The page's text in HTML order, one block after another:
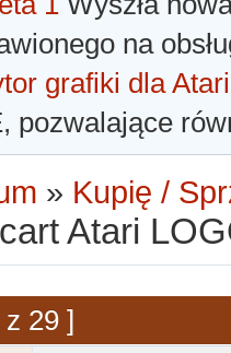
na
grafiki dla Atari
pozwalające
» Kupię /
Atari
29 ]